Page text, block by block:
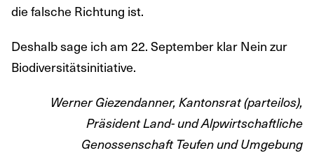
die falsche Richtung ist.
Deshalb sage ich am 22. September klar Nein zur
Biodiversitätsinitiative.
Werner Giezendanner, Kantonsrat (parteilos),
Präsident Land- und Alpwirtschaftliche
Genossenschaft Teufen und Umgebung